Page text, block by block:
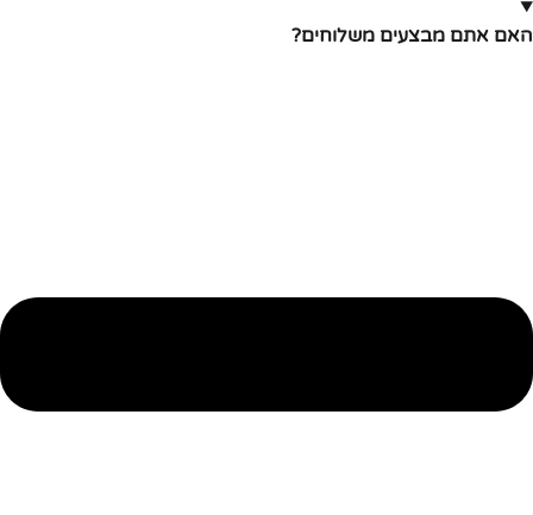
האם אתם מבצעים משלוחים?